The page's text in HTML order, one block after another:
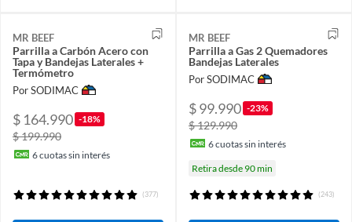
MR BEEF
Parrilla a Carbón Acero con
Tapa y Bandejas Laterales +
Termómetro
Por SODIMAC
$ 164.990 -18%
$ 199.990
6cuotas sin interés
(377)
MR BEEF
Parrilla a Gas 2 Quemadores
Bandejas Laterales
Por SODIMAC
$ 99.990 -23%
$ 129.990
6cuotas sin interés
Retira desde 90 min
(243)